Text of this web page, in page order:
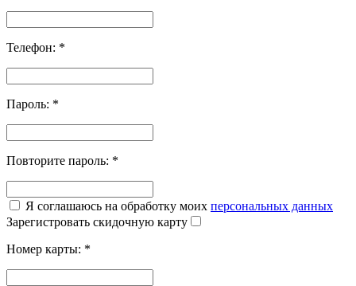
Телефон: *
Пароль: *
Повторите пароль: *
Я соглашаюсь на обработку моих персональных данных
Зарегистровать скидочную карту
Номер карты: *